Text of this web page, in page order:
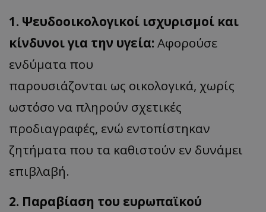
1. Ψευδοοικολογικοί ισχυρισμοί και
κίνδυνοι για την υγεία: Αφορούσε
ενδύματα που
παρουσιάζονται ως οικολογικά, χωρίς
ωστόσο να πληρούν σχετικές
προδιαγραφές, ενώ εντοπίστηκαν
ζητήματα που τα καθιστούν εν δυνάμει
επιβλαβή.
2. Παραβίαση του ευρωπαϊκού